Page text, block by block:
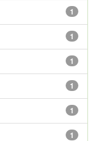
1
1
1
1
1
1